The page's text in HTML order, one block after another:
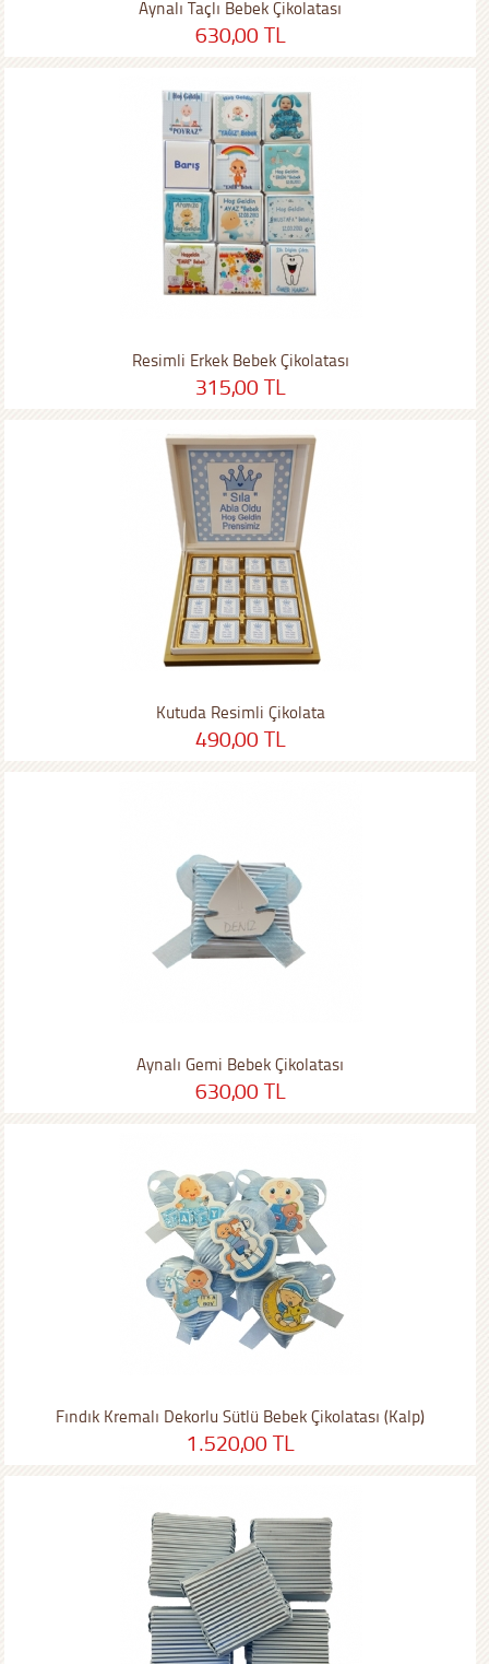
Aynalı Taçlı Bebek Çikolatası
630,00 TL
Resimli Erkek Bebek Çikolatası
315,00 TL
Kutuda Resimli Çikolata
490,00 TL
Aynalı Gemi Bebek Çikolatası
630,00 TL
Fındık Kremalı Dekorlu Sütlü Bebek Çikolatası (Kalp)
1.520,00 TL